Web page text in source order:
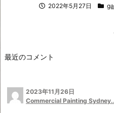
2022年5月27日
最近のコメント
2023年11月26日
Commercial Painting